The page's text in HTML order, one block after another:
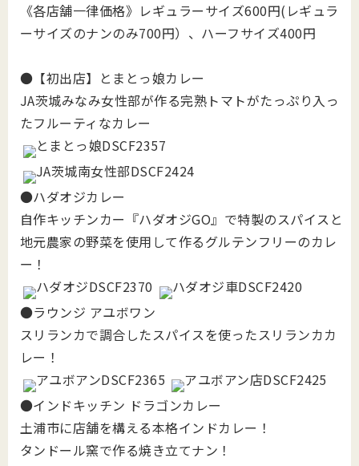
《各店舗一律価格》レギュラーサイズ600円(レギュラ
ーサイズのナンのみ700円）、ハーフサイズ400円
●【初出店】とまとっ娘カレー
JA茨城みなみ女性部が作る完熟トマトがたっぷり入っ
たフルーティなカレー
●ハダオジカレー
自作キッチンカー『ハダオジGO』で特製のスパイスと
地元農家の野菜を使用して作るグルテンフリーのカレ
ー！
●ラウンジ アユボワン
スリランカで調合したスパイスを使ったスリランカカ
レー！
●インドキッチン ドラゴンカレー
土浦市に店舗を構える本格インドカレー！
タンドール窯で作る焼き立てナン！